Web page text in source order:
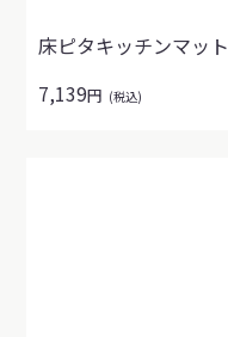
床ピタキッチンマット
7,139円 (税込)